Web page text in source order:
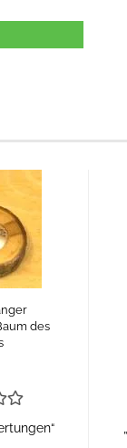
des